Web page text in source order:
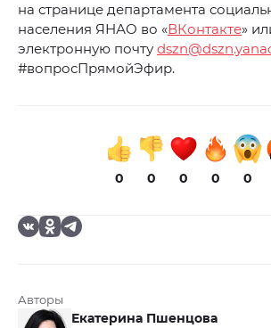
на странице департамента
населения ЯНАО во «ВКонтакте»
электронную почту
#вопросПрямойЭфир.
0 0 0 0 0
Авторы
Екатерина Пшенцова